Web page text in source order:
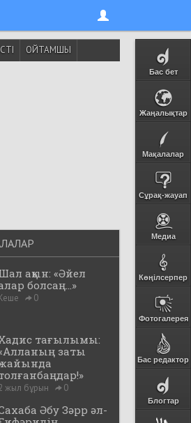
Бас бет
Жаңалықтар
Мақалалар
Сұрақ-жауап
Медиа
Көңілсерпер
Фотогалерея
Бас редактор
Блогтар
ОЙТАМШЫ
Ғалымдар ұзақ
жасаушылардың
ерекшелігін
ақын: «Әйел
болсаң...»
0
тағылымы:
заты
жыл бұрын 0
Әбу Зәрр әл-